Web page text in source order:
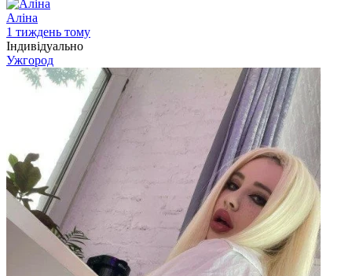
Аліна
1 тиждень тому
Індивідуально
Ужгород